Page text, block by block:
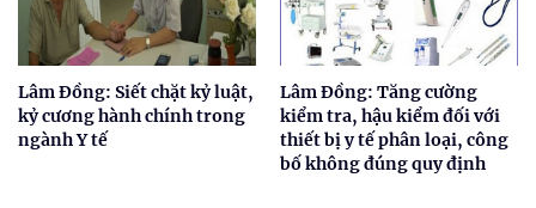
Lâm Đồng: Siết chặt kỷ luật,
kỷ cương hành chính trong
ngành Y tế
Lâm Đồng: Tăng cường
kiểm tra, hậu kiểm đối với
thiết bị y tế phân loại, công
bố không đúng quy định